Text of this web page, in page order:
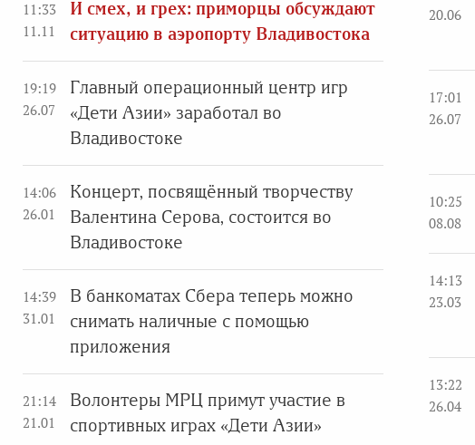
11:33
11.11
И смех, и грех: приморцы обсуждают
ситуацию в аэропорту Владивостока
19:19
26.07
Главный операционный центр игр
«Дети Азии» заработал во
Владивостоке
14:06
26.01
Концерт, посвящённый творчеству
Валентина Серова, состоится во
Владивостоке
14:39
31.01
В банкоматах Сбера теперь можно
снимать наличные с помощью
приложения
21:14
21.01
Волонтеры МРЦ примут участие в
спортивных играх «Дети Азии»
20.06
17:01
26.07
10:25
08.08
14:13
23.03
13:22
26.04